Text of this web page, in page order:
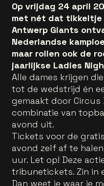
Op vrijdag 24 april
met nét dat tikkeltje
Antwerp Giants
Nederlandse
maar rollen ook de
jaarlijkse Ladies
Alle dames krijgen
tot de wedstrijd én
gemaakt door Circus
combinatie van
avond uit.
Tickets voor de
avond zelf af te
uur. Let op! Deze
tribunetickets. Zin in
Dan weet je waar je